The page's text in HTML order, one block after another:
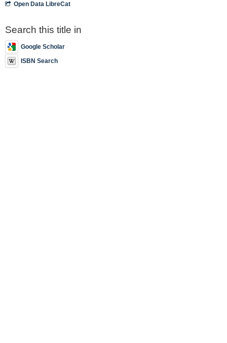
Open Data LibreCat
Search this title in
Google Scholar
ISBN Search